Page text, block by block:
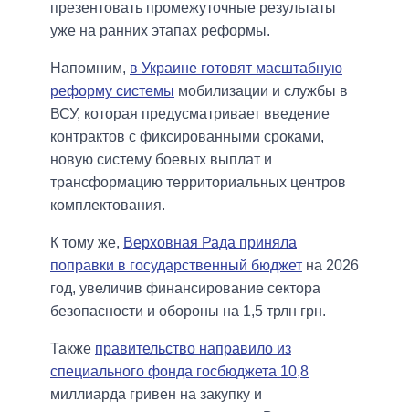
презентовать промежуточные результаты
уже на ранних этапах реформы.
Напомним, в Украине готовят масштабную
реформу системы мобилизации и службы в
ВСУ, которая предусматривает введение
контрактов с фиксированными сроками,
новую систему боевых выплат и
трансформацию территориальных центров
комплектования.
К тому же, Верховная Рада приняла
поправки в государственный бюджет на 2026
год, увеличив финансирование сектора
безопасности и обороны на 1,5 трлн грн.
Также правительство направило из
специального фонда госбюджета 10,8
миллиарда гривен на закупку и